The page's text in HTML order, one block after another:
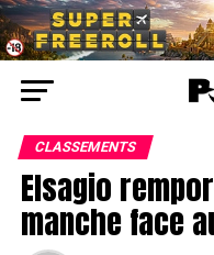
CLASSEMENTS
Elsagio
manche face